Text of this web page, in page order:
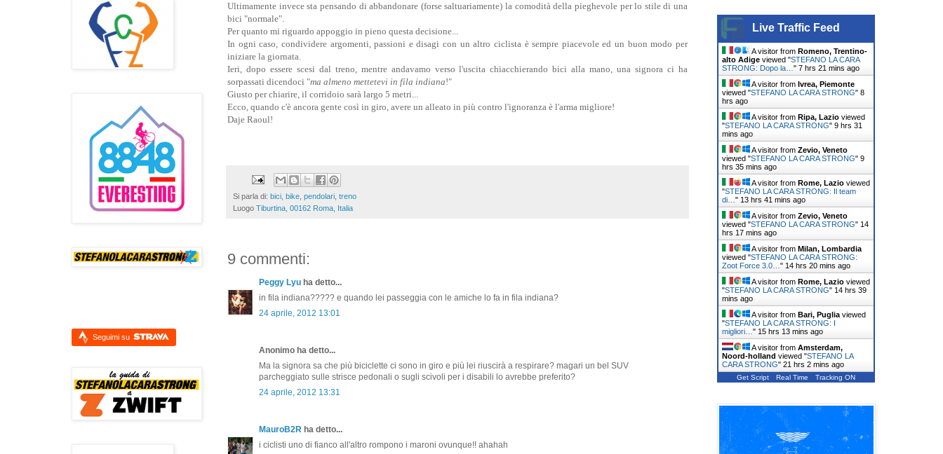
Ultimamente invece sta pensando di abbandonare (forse saltuariamente) la comodità della pieghevole per lo stile di una
bici "normale".
Per quanto mi riguardo appoggio in pieno questa decisione...
In ogni caso, condividere argomenti, passioni e disagi con un altro ciclista è sempre piacevole ed un buon modo per
iniziare la giornata.
Ieri, dopo essere scesi dal treno, mentre andavamo verso l'uscita chiacchierando bici alla mano, una signora ci ha
sorpassati dicendoci "ma almeno mettetevi in fila indiana!"
Giusto per chiarire, il corridoio sarà largo 5 metri...
Ecco, quando c'è ancora gente così in giro, avere un alleato in più contro l'ignoranza è l'arma migliore!
Daje Raoul!
Si parla di: bici bike pendolari treno
Luogo Tiburtina, 00162 Roma, Italia
9 commenti:
Peggy Lyu ha detto...
in fila indiana????? e quando lei passeggia con le amiche lo fa in fila indiana?
24 aprile, 2012 13:01
Anonimo ha detto...
Ma la signora sa che più biciclette ci sono in giro e più lei riuscirà a respirare? magari un bel SUV
parcheggiato sulle strisce pedonali o sugli scivoli per i disabili lo avrebbe preferito?
24 aprile, 2012 13:31
MauroB2R ha detto...
i ciclisti uno di fianco all'altro rompono i maroni ovunque!! ahahah
Seguimi su
Live Traffic Feed
A visitor from Romeno, Trentino-
alto Adige viewed "STEFANO LA CARA
STRONG: Dopo la… " 7 hrs 21 mins ago
A visitor from Ivrea, Piemonte
viewed "STEFANO LA CARA STRONG" 8
hrs ago
A visitor from Ripa, Lazio viewed
"STEFANO LA CARA STRONG" 9 hrs 31
mins ago
A visitor from Zevio, Veneto
viewed "STEFANO LA CARA STRONG" 9
hrs 35 mins ago
A visitor from Rome, Lazio viewed
"STEFANO LA CARA STRONG: Il team
di… " 13 hrs 41 mins ago
A visitor from Zevio, Veneto
viewed "STEFANO LA CARA STRONG" 14
hrs 17 mins ago
A visitor from Milan, Lombardia
viewed "STEFANO LA CARA STRONG:
Zoot Force 3.0… " 14 hrs 20 mins ago
A visitor from Rome, Lazio viewed
"STEFANO LA CARA STRONG" 14 hrs 39
mins ago
A visitor from Bari, Puglia viewed
"STEFANO LA CARA STRONG: I
migliori… " 15 hrs 13 mins ago
A visitor from Amsterdam,
Noord-holland viewed "STEFANO LA
CARA STRONG" 21 hrs 2 mins ago
Get Script Real Time Tracking ON